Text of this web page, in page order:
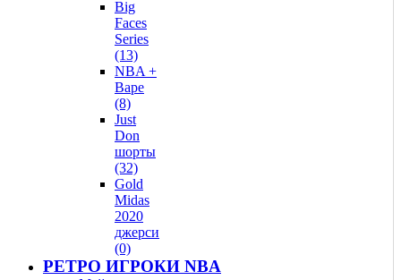
Big
Faces
Series
(13)
NBA +
Bape
(8)
Just
Don
шорты
(32)
Gold
Midas
2020
джерси
(0)
РЕТРО ИГРОКИ NBA